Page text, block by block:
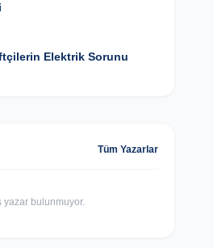
Elektrik Sorunu
Tüm Yazarlar
yazar bulunmuyor.